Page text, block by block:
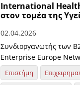
International Health
στον τομέα της
02.04.2026
Συνδιοργανωτής των
Enterprise Europe
Επιστήμη